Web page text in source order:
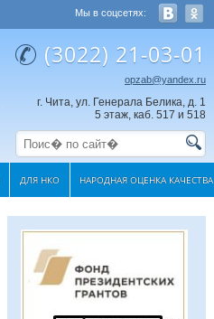
Мы в соцсетях:
(3022) 21-03-01
opzab@yandex.ru
г. Чита, ул. Генерала Белика, д. 1
5 этаж, каб. 517 и 518
ДЛЯ НКО НАРОДНАЯ ОЦЕНКА КАЧЕСТВА